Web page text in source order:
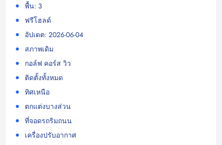
พื้น: 3
ฟรีโฮลด์
อัปเดต: 2026-06-04
สภาพเดิม
กอล์ฟ คอร์ส วิว
ติดตั้งทั้งหมด
ทิศเหนือ
ตกแต่งบางส่วน
ที่จอดรถริมถนน
เครื่องปรับอากาศ